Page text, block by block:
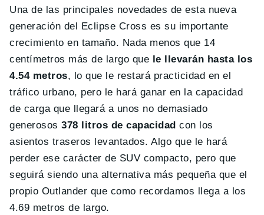
Una de las principales novedades de esta nueva
generación del Eclipse Cross es su importante
crecimiento en tamaño. Nada menos que 14
centímetros más de largo que le llevarán hasta los
4.54 metros, lo que le restará practicidad en el
tráfico urbano, pero le hará ganar en la capacidad
de carga que llegará a unos no demasiado
generosos378 litros de capacidad con los
asientos traseros levantados. Algo que le hará
perder ese carácter de SUV compacto, pero que
seguirá siendo una alternativa más pequeña que el
propio Outlander que como recordamos llega a los
4.69 metros de largo.